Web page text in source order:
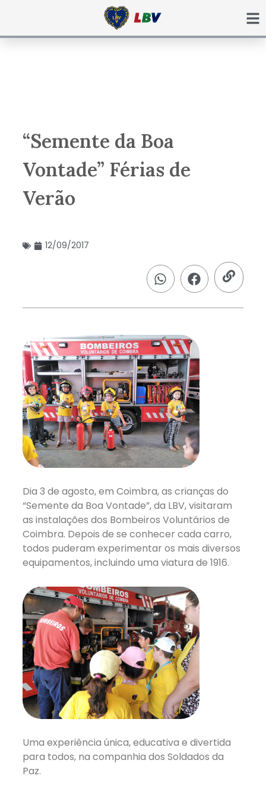
“Semente da Boa
Vontade” Férias de
Verão
12/09/2017
Dia 3 de agosto, em Coimbra, as crianças do
“Semente da Boa Vontade”, da LBV, visitaram
as instalações dos Bombeiros Voluntários de
Coimbra. Depois de se conhecer cada carro,
todos puderam experimentar os mais diversos
equipamentos, incluindo uma viatura de 1916.
Uma experiência única, educativa e divertida
para todos, na companhia dos Soldados da
Paz.